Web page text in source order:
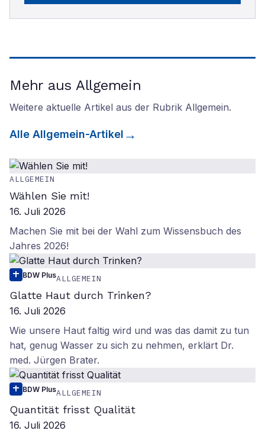
Mehr aus Allgemein
Weitere aktuelle Artikel aus der Rubrik Allgemein.
Alle Allgemein-Artikel
ALLGEMEIN
Wählen Sie mit!
16. Juli 2026
Machen Sie mit bei der Wahl zum Wissensbuch des
Jahres 2026!
BDW PlusALLGEMEIN
Glatte Haut durch Trinken?
16. Juli 2026
Wie unsere Haut faltig wird und was das damit zu tun
hat, genug Wasser zu sich zu nehmen, erklärt Dr.
med. Jürgen Brater.
BDW PlusALLGEMEIN
Quantität frisst Qualität
16. Juli 2026